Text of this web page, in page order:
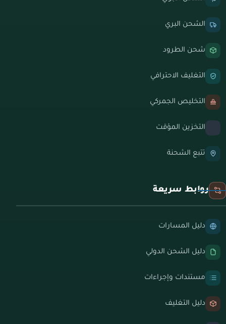
الشحن البري
شحن الطرود
التغليف الاحترافي
التخليص الجمركي
التخزين المؤقت
تتبع الشحنة
روابط سريعة
دليل المسارات
دليل الشحن الدولي
مستندات وإجراءات
دليل التغليف